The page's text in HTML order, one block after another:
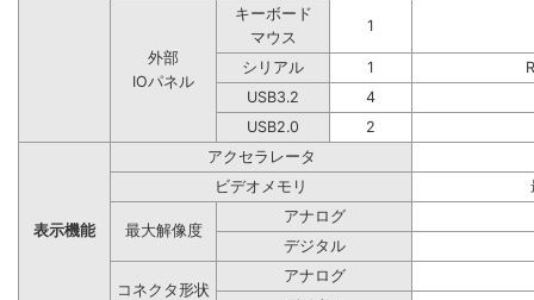
外部
IOパネル
キーボード
マウス
1
シリアル 1
USB3.2
4
USB2.0
2
表示機能
アクセラレータ
ビデオメモリ
最大解像度
アナログ
デジタル
コネクタ形状
アナログ